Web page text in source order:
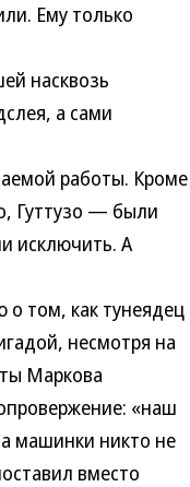
Ему только
насквозь
а сами
работы. Кроме
Гуттузо — были
исключить. А
о том, как тунеядец
несмотря на
Маркова
«наш
машинки никто не
вместо